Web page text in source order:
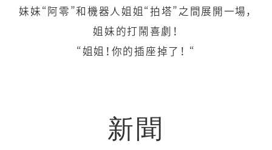
妹妹“阿零”和機器人姐姐“拍塔”之間展開一場，
姐妹的打鬧喜劇！
“姐姐！你的插座掉了！ “
新聞